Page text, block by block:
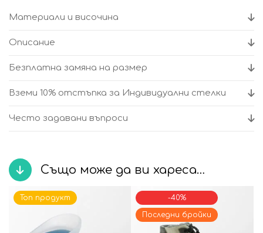
Материали и височина
Описание
Безплатна замяна на размер
Вземи 10% отстъпка за Индивидуални стелки
Често задавани въпроси
Също може да ви хареса…
Топ продукт -40%
Последни бройки